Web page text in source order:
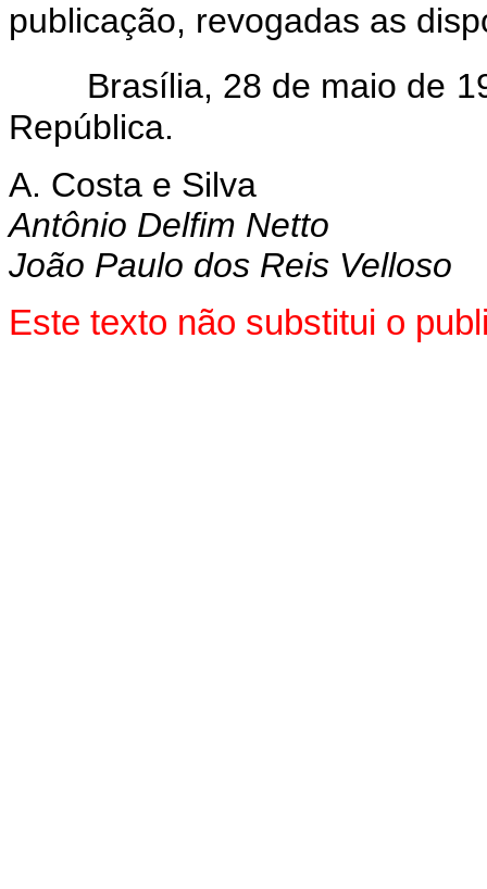
publicação, revogadas as
Brasília, 28 de maio de
República.
A. Costa e Silva
Antônio Delfim Netto
João Paulo dos Reis Velloso
Este texto não substitui o